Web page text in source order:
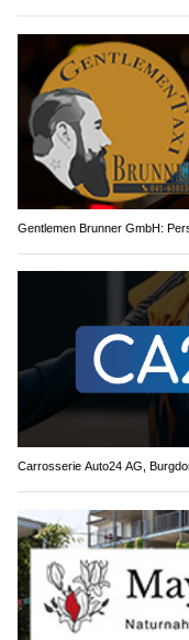
Gentlemen Brunner GmbH:
Carrosserie Auto24 AG,